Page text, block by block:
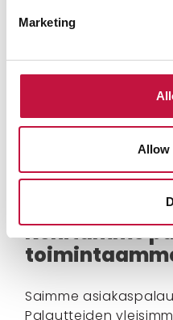
Marketing
Allow
Kehitämme
Saimme
Palautteiden